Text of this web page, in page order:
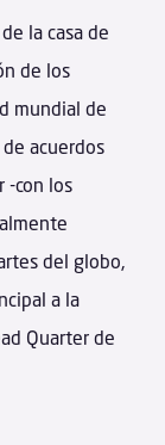
la casa de
de los
mundial de
acuerdos
-con los
del globo,
a la
Quarter de